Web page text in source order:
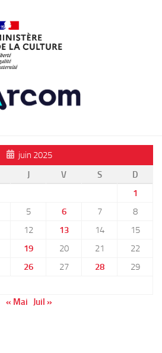
juin 2025
J V S
D
1
5 6 7
8
12 13 14
15
19 20 21
22
26 27 28
29
« Mai
Juil »